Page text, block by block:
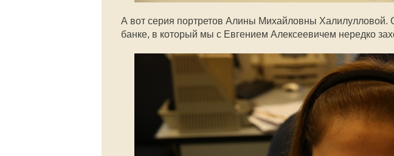
А вот серия портретов Алины Михайловны Халилулловой.
банке, в который мы с Евгением Алексеевичем нередко